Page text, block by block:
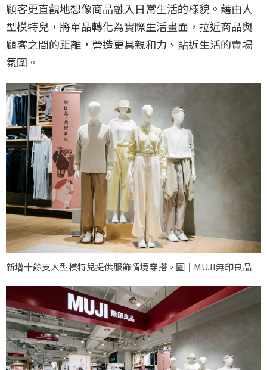
顧客更直觀地想像商品融入日常生活的樣貌。藉由人
型模特兒，將單品轉化為實際生活畫面，拉近商品與
顧客之間的距離，營造更具親和力、貼近生活的賣場
氛圍。
新增十餘支人型模特兒提供服飾情境穿搭。圖｜MUJI無印良品